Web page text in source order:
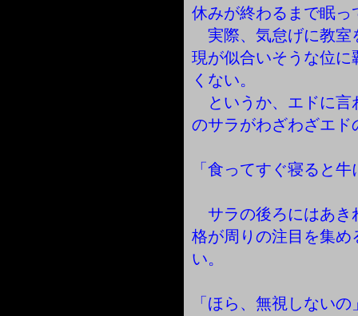
休みが終わるまで眠
実際、気怠げに教室
現が似合いそうな位
くない。
というか、エドに言
のサラがわざわざエ
「食ってすぐ寝ると
サラの後ろにはあき
格が周りの注目を集
い。
「ほら、無視しないの